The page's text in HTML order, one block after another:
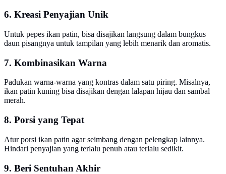
6. Kreasi Penyajian Unik
Untuk pepes ikan patin, bisa disajikan langsung dalam bungkus
daun pisangnya untuk tampilan yang lebih menarik dan aromatis.
7. Kombinasikan Warna
Padukan warna-warna yang kontras dalam satu piring. Misalnya,
ikan patin kuning bisa disajikan dengan lalapan hijau dan sambal
merah.
8. Porsi yang Tepat
Atur porsi ikan patin agar seimbang dengan pelengkap lainnya.
Hindari penyajian yang terlalu penuh atau terlalu sedikit.
9. Beri Sentuhan Akhir